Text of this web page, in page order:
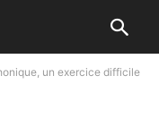
un exercice difficile